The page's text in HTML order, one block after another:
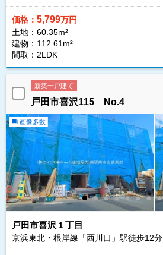
価格： 5,799万円
土地：60.35m²
建物：112.61m²
間取：2LDK
新築一戸建て
戸田市喜沢115 No.4
画像多数
戸田市喜沢１丁目
京浜東北・根岸線「西川口」駅徒歩12分